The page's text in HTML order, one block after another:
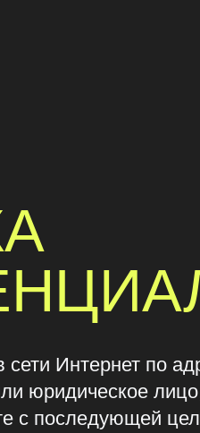
по адресу:
лицо,
целью
форма, где